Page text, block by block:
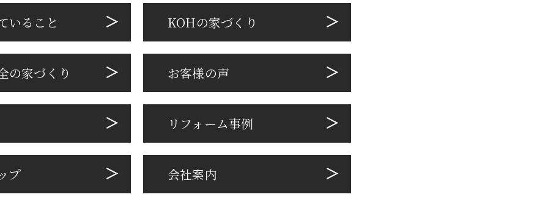
いること KOHの家づくり
の家づくり お客様の声
リフォーム事例
プ 会社案内